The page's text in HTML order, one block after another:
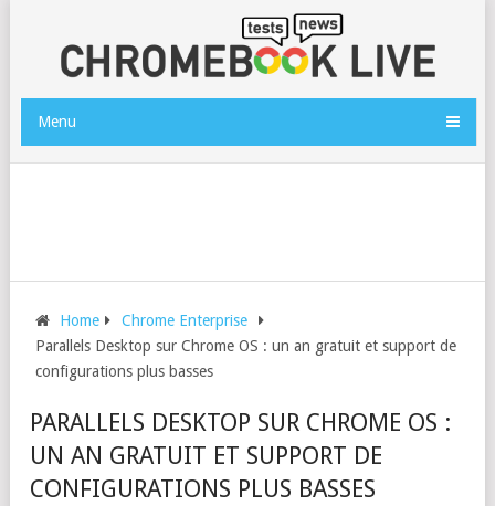
Menu
Home
Chrome Enterprise
Parallels Desktop sur Chrome OS : un an gratuit et support de
configurations plus basses
PARALLELS DESKTOP SUR CHROME OS :
UN AN GRATUIT ET SUPPORT DE
CONFIGURATIONS PLUS BASSES